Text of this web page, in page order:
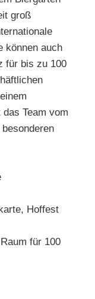
groß
können auch
für bis zu 100
Team vom
Hoffest
für 100